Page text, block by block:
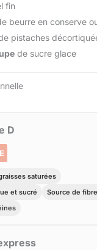
fin
beurre en conserve
pistaches
de sucre glace
D
E
saturées
et sucré
Source de